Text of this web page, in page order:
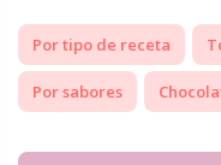
Por tipo de receta
Por sabores